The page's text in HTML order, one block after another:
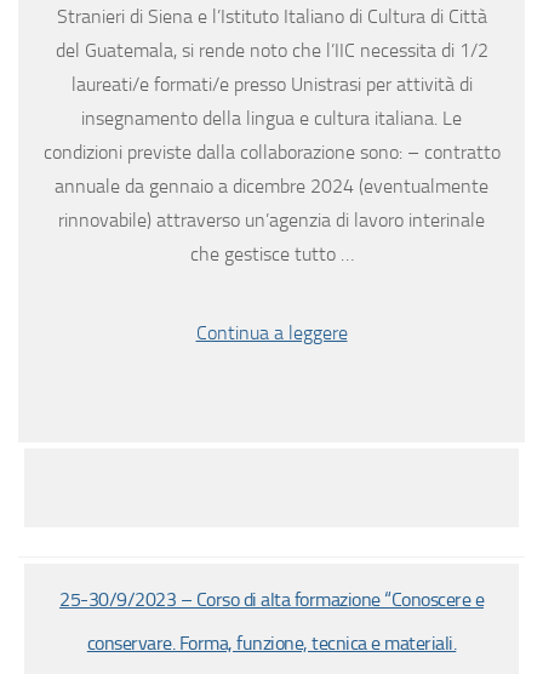
Stranieri di Siena e l’Istituto Italiano di Cultura di Città
del Guatemala, si rende noto che l’IIC necessita di 1/2
laureati/e formati/e presso Unistrasi per attività di
insegnamento della lingua e cultura italiana. Le
condizioni previste dalla collaborazione sono: – contratto
annuale da gennaio a dicembre 2024 (eventualmente
rinnovabile) attraverso un’agenzia di lavoro interinale
che gestisce tutto …
Continua a leggere
25-30/9/2023 – Corso di alta formazione “Conoscere e
conservare. Forma, funzione, tecnica e materiali.